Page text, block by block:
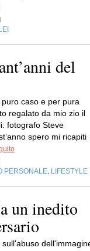
del
caso e per pura
regalato da mio zio il
fotografo Steve
spero mi ricapiti
PERSONALE LIFESTYLE
un inedito